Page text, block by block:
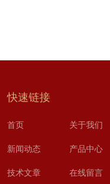
快速链接
首页 关于我们
新闻动态 产品中心
技术文章 在线留言